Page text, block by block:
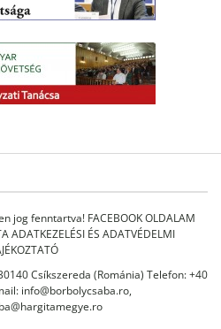
jog fenntartva! FACEBOOK OLDALAM
ADATKEZELÉSI ÉS ADATVÉDELMI
Csíkszereda (Románia) Telefon: +40
info@borbolycsaba.ro,